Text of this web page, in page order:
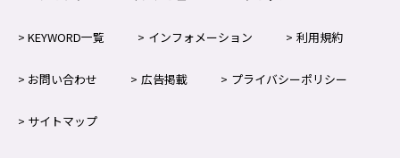
KEYWORD一覧 インフォメーション 利用規約
お問い合わせ 広告掲載 プライバシーポリシー
サイトマップ